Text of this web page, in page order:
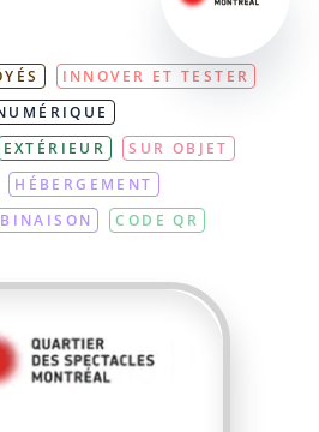
INNOVER ET TESTER
EXTÉRIEUR
SUR OBJET
HÉBERGEMENT
CODE QR